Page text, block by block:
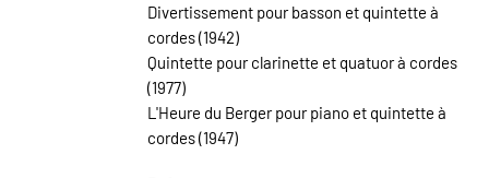
Divertissement pour basson et quintette à
cordes (1942)
Quintette pour clarinette et quatuor à cordes
(1977)
L'Heure du Berger pour piano et quintette à
cordes (1947)